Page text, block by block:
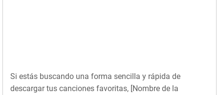
Si estás buscando una forma sencilla y rápida de
descargar tus canciones favoritas, [Nombre de la